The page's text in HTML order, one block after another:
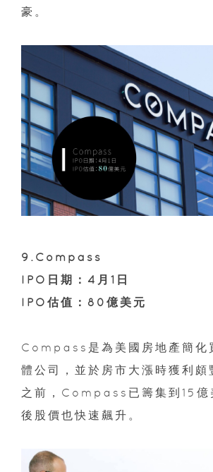
豪。
9.Compass
IPO日期：4月1日
IPO估值：80億美元
Compass是為美國房地產簡化
體公司，並於房市大漲時獲利頗
之前，Compass已籌集到15億
後股價也快速飆升。